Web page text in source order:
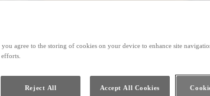
agree to the storing of cookies on your device to enhance site
Reject All Accept All Cookies